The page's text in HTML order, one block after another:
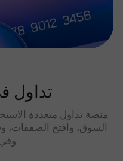
تداول
منصة تداول متعددة
السوق، وافتح